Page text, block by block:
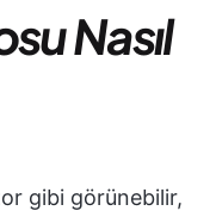
Nasıl
gibi görünebilir,